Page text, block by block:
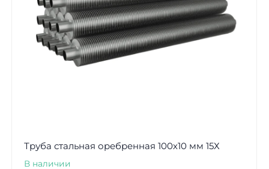
Труба стальная оребренная 100х10 мм 15Х
В наличии